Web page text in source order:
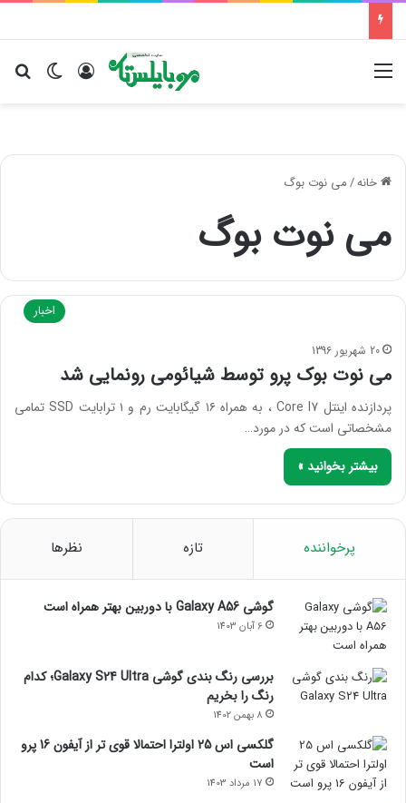
تغییر ورود
خانه/می نوت بوگ
می نوت بوگ
اخبار
20 شهریور 1396
می نوت بوک پرو توسط شیائومی رونمایی شد
پردازنده اینتل Core I7 ، به همراه ۱۶ گیگابایت رم و ۱ ترابایت SSD تمامی
مشخصاتی است که در مورد…
بیشتر بخوانید »
پرخواننده تازه نظرها
گوشی Galaxy A56 با دوربین بهتر همراه است
6 آبان 1403
بررسی رنگ بندی گوشی Galaxy S24 Ultra؛ کدام
رنگ را بخریم
8 بهمن 1402
گلکسی اس 25 اولترا احتمالا قوی تر از آیفون 16 پرو
است
17 مرداد 1403